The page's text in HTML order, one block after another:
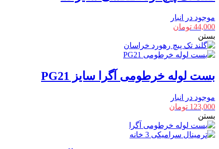
موجود در انبار
44,000 تومان
بستن
بست لوله خرطومی آگرا سایز PG21
موجود در انبار
123,000 تومان
بستن